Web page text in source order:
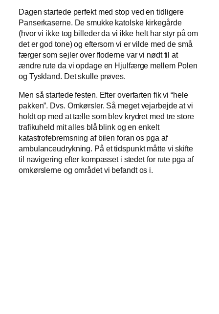
Dagen startede perfekt med stop ved en tidligere
Panserkaserne. De smukke katolske kirkegårde
(hvor vi ikke tog billeder da vi ikke helt har styr på om
det er god tone) og eftersom vi er vilde med de små
færger som sejler over floderne var vi nødt til at
ændre rute da vi opdage en Hjulfærge mellem Polen
og Tyskland. Det skulle prøves.
Men så startede festen. Efter overfarten fik vi “hele
pakken”. Dvs. Omkørsler. Så meget vejarbejde at vi
holdt op med at tælle som blev krydret med tre store
trafikuheld mit alles blå blink og en enkelt
katastrofebremsning af bilen foran os pga af
ambulanceudrykning. På et tidspunkt måtte vi skifte
til navigering efter kompasset i stedet for rute pga af
omkørslerne og området vi befandt os i.